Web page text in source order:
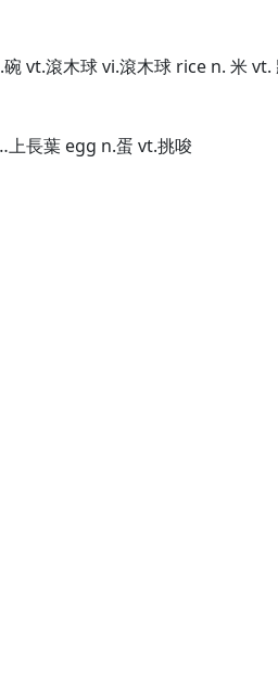
vt.滾木球 vi.滾木球 rice n. 米
長葉 egg n.蛋 vt.挑唆